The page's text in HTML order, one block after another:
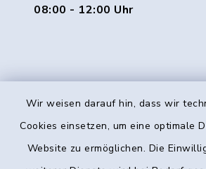
Wir weisen darauf hin, dass wir
Cookies einsetzen, um eine optimale
Website zu ermöglichen. Die
08:00 - 12:00 Uhr
Kontakt